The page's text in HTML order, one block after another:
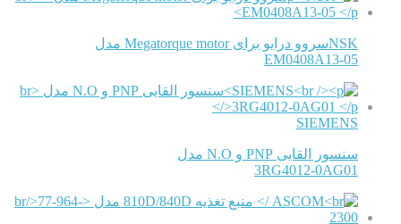
NSKسروو درایو برای Megatorque motor مدل
EM0408A13-05
SIEMENS
سنسور القایی PNP و N.O مدل
3RG4012-0AG01